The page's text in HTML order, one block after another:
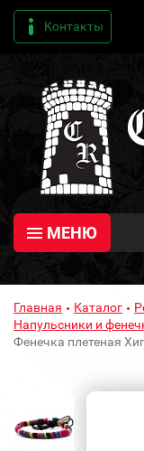
Контакты
МЕНЮ
Главная Каталог
Напульсники и
Фенечка плетеная